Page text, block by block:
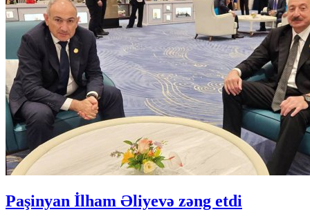
Paşinyan İlham Əliyevə zəng etdi